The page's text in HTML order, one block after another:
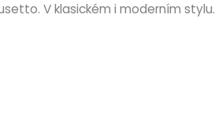
V klasickém i moderním stylu.